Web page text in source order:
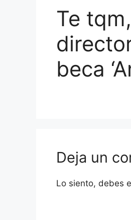
Te
beca
Deja un
Lo siento, debes